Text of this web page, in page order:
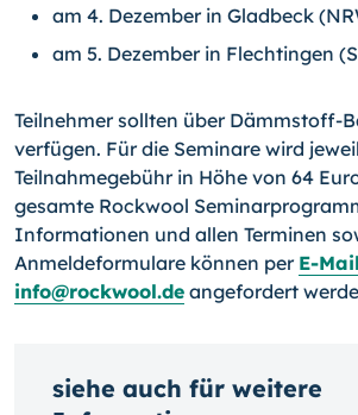
am 4. Dezember in Gladbeck
am 5. Dezember in Flechtingen
Teilnehmer sollten über Dämmstoff-
verfügen. Für die Seminare wird
Teilnahmegebühr in Höhe von 64
gesamte Rockwool
Informationen und allen Terminen
Anmeldeformulare können per E-
info@rockwool.de angefordert
siehe auch für weitere